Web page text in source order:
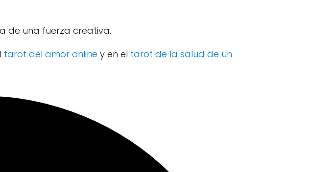
de una fuerza creativa.
tarot del amor online y en el tarot de la salud de un